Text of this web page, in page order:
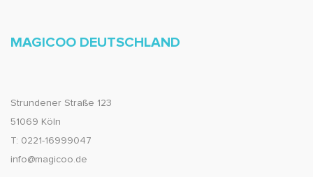
MAGICOO DEUTSCHLAND
Strundener Straße 123
51069 Köln
T: 0221-16999047
info@magicoo.de